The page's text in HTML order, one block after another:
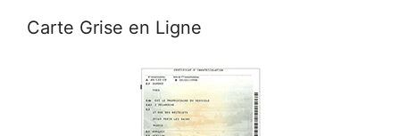
Carte Grise en Ligne